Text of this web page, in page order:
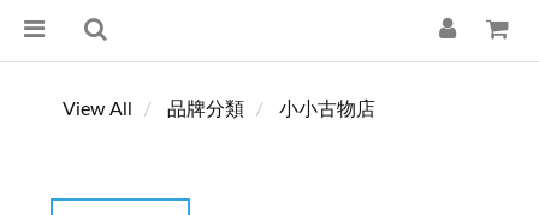
View All 品牌分類 小小古物店